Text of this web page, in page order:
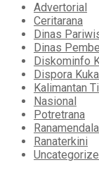
Advertorial
Ceritarana
Dinas
Dinas
Diskominfo
Dispora
Kalimantan
Nasional
Potretrana
Ranaterkini